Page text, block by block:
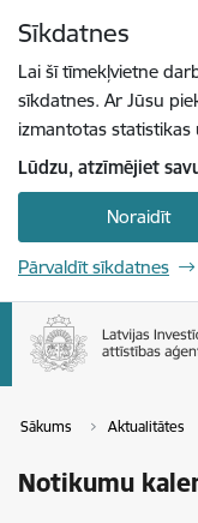
Sīkdatnes
Lai šī tīmekļvietne
sīkdatnes. Ar Jūsu
izmantotas
Lūdzu, atzīmējiet
Noraidīt
Pārvaldīt sīkdatnes
Sākums Aktualitātes
Notikumu